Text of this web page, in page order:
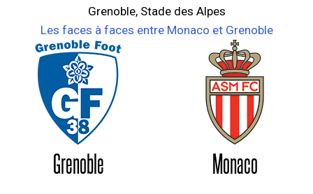
Grenoble, Stade des Alpes
Les faces à faces entre Monaco et Grenoble
Grenoble Monaco